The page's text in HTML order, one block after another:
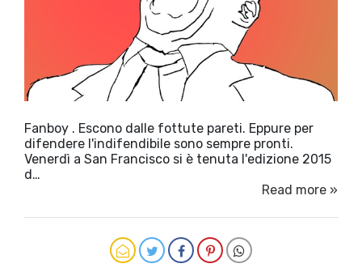
Fanboy . Escono dalle fottute pareti. Eppure per
difendere l'indifendibile sono sempre pronti.
Venerdì a San Francisco si è tenuta l'edizione 2015
d…
Read more »